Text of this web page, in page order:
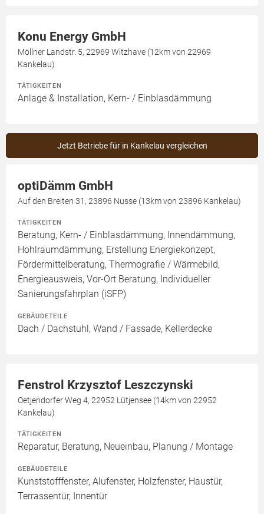
Konu Energy GmbH
Möllner Landstr. 5, 22969 Witzhave (12km von 22969
Kankelau)
TÄTIGKEITEN
Anlage & Installation, Kern- / Einblasdämmung
Jetzt Betriebe für in Kankelau vergleichen
optiDämm GmbH
Auf den Breiten 31, 23896 Nusse (13km von 23896 Kankelau)
TÄTIGKEITEN
Beratung, Kern- / Einblasdämmung, Innendämmung,
Hohlraumdämmung, Erstellung Energiekonzept,
Fördermittelberatung, Thermografie / Wärmebild,
Energieausweis, Vor-Ort Beratung, Individueller
Sanierungsfahrplan (iSFP)
GEBÄUDETEILE
Dach / Dachstuhl, Wand / Fassade, Kellerdecke
Fenstrol Krzysztof Leszczynski
Oetjendorfer Weg 4, 22952 Lütjensee (14km von 22952
Kankelau)
TÄTIGKEITEN
Reparatur, Beratung, Neueinbau, Planung / Montage
GEBÄUDETEILE
Kunststofffenster, Alufenster, Holzfenster, Haustür,
Terrassentür, Innentür